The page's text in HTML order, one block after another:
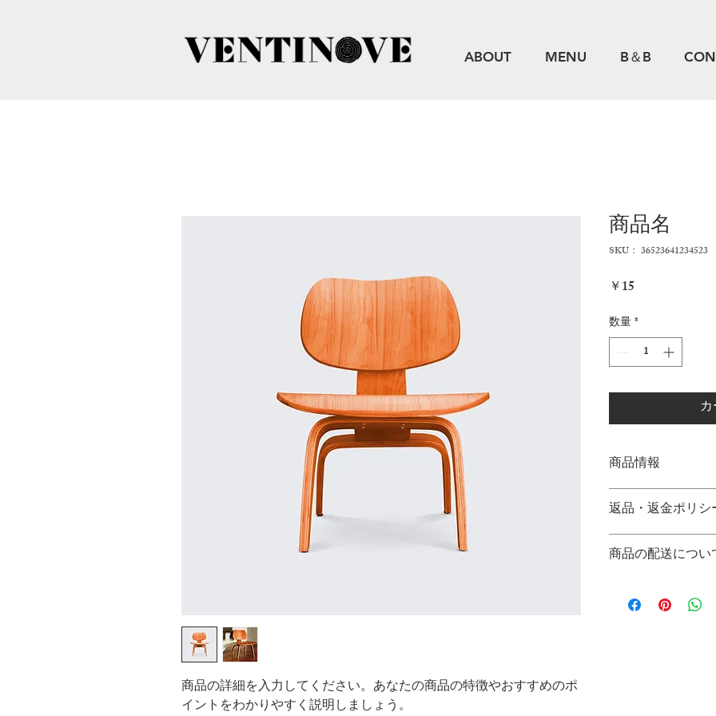
ABOUT MENU B＆B
商品の詳細を入力してください。あなたの商品の特徴やおすすめのポ
イントをわかりやすく説明しましょう。
商品名
SKU： 36523641234523
￥15価
数量*
商品情報
商品の詳細を入力し
明に加え、商品の特
しましょう。
返品・返金ポリシ
返品・返金ポリシー
満足しなかった場合
顧客からの信頼を
だけます。
商品の配送につい
する情報を入力し